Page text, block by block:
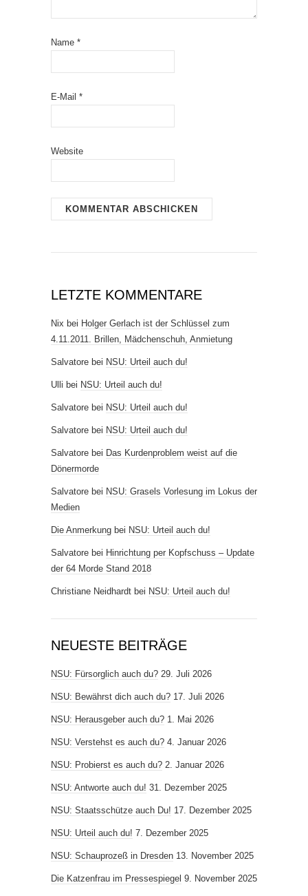
Name *
E-Mail *
Website
LETZTE KOMMENTARE
Nix bei Holger Gerlach ist der Schlüssel zum
4.11.2011. Brillen, Mädchenschuh, Anmietung
Salvatore bei NSU: Urteil auch du!
Ulli bei NSU: Urteil auch du!
Salvatore bei NSU: Urteil auch du!
Salvatore bei NSU: Urteil auch du!
Salvatore bei Das Kurdenproblem weist auf die
Dönermorde
Salvatore bei NSU: Grasels Vorlesung im Lokus der
Medien
Die Anmerkung bei NSU: Urteil auch du!
Salvatore bei Hinrichtung per Kopfschuss – Update
der 64 Morde Stand 2018
Christiane Neidhardt bei NSU: Urteil auch du!
NEUESTE BEITRÄGE
NSU: Fürsorglich auch du? 29. Juli 2026
NSU: Bewährst dich auch du? 17. Juli 2026
NSU: Herausgeber auch du? 1. Mai 2026
NSU: Verstehst es auch du? 4. Januar 2026
NSU: Probierst es auch du? 2. Januar 2026
NSU: Antworte auch du! 31. Dezember 2025
NSU: Staatsschütze auch Du! 17. Dezember 2025
NSU: Urteil auch du! 7. Dezember 2025
NSU: Schauprozeß in Dresden 13. November 2025
Die Katzenfrau im Pressespiegel 9. November 2025